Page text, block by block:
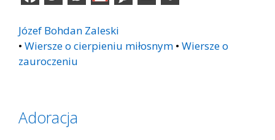
Józef Bohdan Zaleski
• Wiersze o cierpieniu miłosnym • Wiersze o
zauroczeniu
Adoracja